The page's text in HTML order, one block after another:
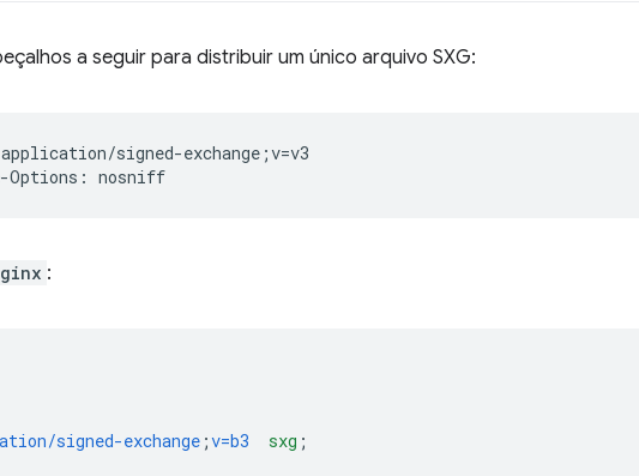
a seguir para distribuir um único arquivo SXG:
signed-exchange;v=v3
:
signed-exchange ;v=b3 sxg ;